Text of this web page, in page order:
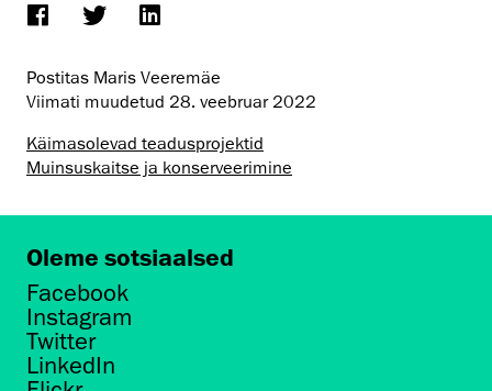
Postitas Maris Veeremäe
Viimati muudetud 28. veebruar 2022
Käimasolevad teadusprojektid
Muinsus­kaitse ja konserveerimine
Oleme sotsiaalsed
Facebook
Instagram
Twitter
LinkedIn